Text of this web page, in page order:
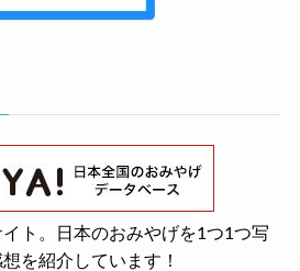
ト。日本のおみやげを1つ1つ写
を紹介しています！